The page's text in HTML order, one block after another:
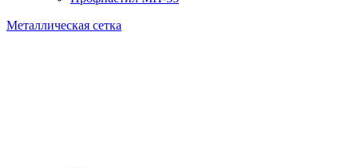
Металлическая сетка